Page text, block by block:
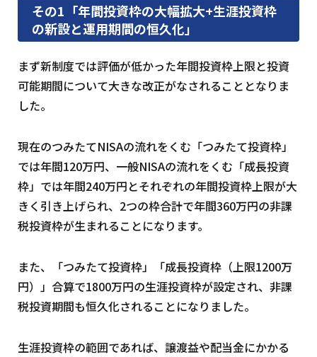
その1「年間投資枠の大幅拡大+生涯投資枠
の新設と運用期間の恒久化」
まず新制度では評価が低かった年間投資枠上限と投資
可能期間について大きな改正がなされることとなりま
した。
現在のつみたてNISAの流れをくむ「つみたて投資枠」
では年間120万円、一般NISAの流れをくむ「成長投資
枠」では年間240万円とそれぞれの年間投資枠上限が大
きく引き上げられ、2つの枠合計で年間360万円の非課
税投資枠が生まれることになります。
また、「つみたて投資枠」「成長投資枠（上限1200万
円）」合算で1800万円の生涯投資枠が設定され、非課
税投資期間も恒久化されることになりました。
生涯投資枠の範囲であれば、譲渡益や配当金にかかる